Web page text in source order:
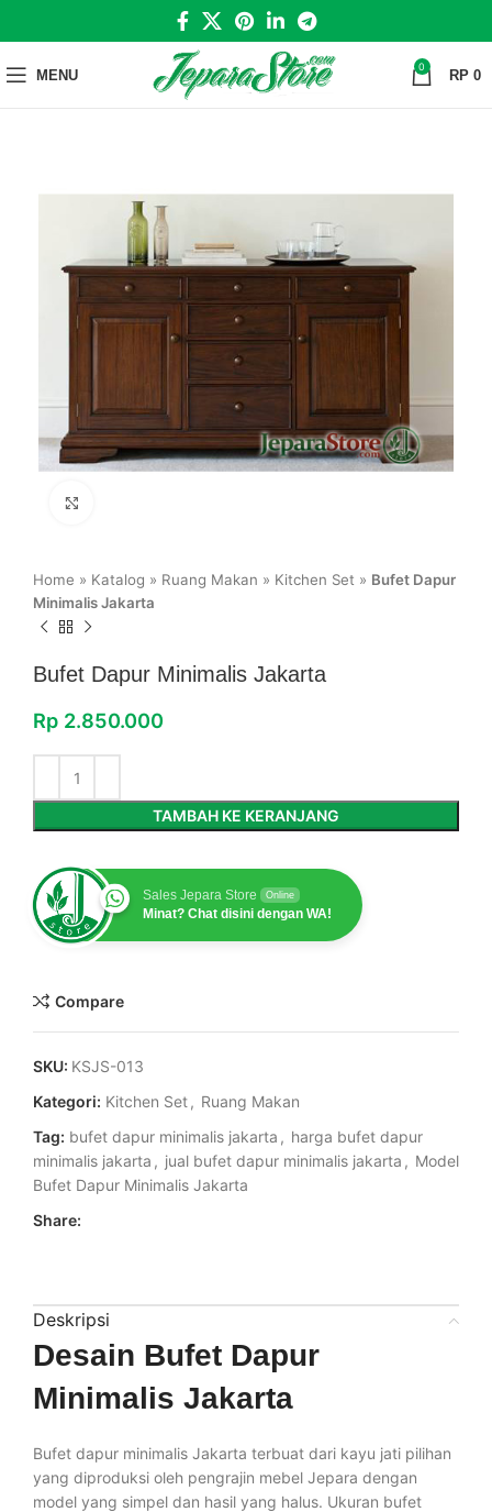
MENU 0 RP 0
Home » Katalog » Ruang Makan » Kitchen Set » Bufet Dapur
Minimalis Jakarta
Bufet Dapur Minimalis Jakarta
Rp 2.850.000
TAMBAH KE KERANJANG
Sales Jepara Store Online
Minat? Chat disini dengan WA!
Compare
SKU: KSJS-013
Kategori: Kitchen Set, Ruang Makan
Tag: bufet dapur minimalis jakarta , harga bufet dapur
minimalis jakarta , jual bufet dapur minimalis jakarta , Model
Bufet Dapur Minimalis Jakarta
Share:
Deskripsi
Desain Bufet Dapur
Minimalis Jakarta
Bufet dapur minimalis Jakarta terbuat dari kayu jati pilihan
yang diproduksi oleh pengrajin mebel Jepara dengan
model yang simpel dan hasil yang halus. Ukuran bufet